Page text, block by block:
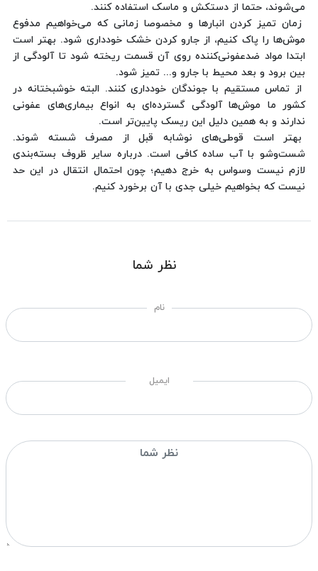
می‌شوند، حتما از دستکش و ماسک استفاده کنند.
زمان تمیز کردن انبارها و مخصوصا زمانی که می‌خواهیم مدفوع
موش‌ها را پاک کنیم، از جارو کردن خشک خودداری شود. بهتر است
ابتدا مواد ضدعفونی‌کننده روی آن قسمت ریخته شود تا آلودگی از
بین برود و بعد محیط با جارو و... تمیز شود.
از تماس مستقیم با جوندگان خودداری کنند. البته خوشبختانه در
کشور ما موش‌ها آلودگی گسترده‌ای به انواع بیماری‌های عفونی
ندارند و به همین دلیل این ریسک پایین‌تر است.
بهتر است قوطی‌های نوشابه قبل از مصرف شسته شوند.
شست‌وشو با آب ساده کافی است. درباره سایر ظروف بسته‌بندی
لازم نیست وسواس به خرج دهیم؛ چون احتمال انتقال در این حد
نیست که بخواهیم خیلی جدی با آن برخورد کنیم.
نظر شما
نام
ایمیل